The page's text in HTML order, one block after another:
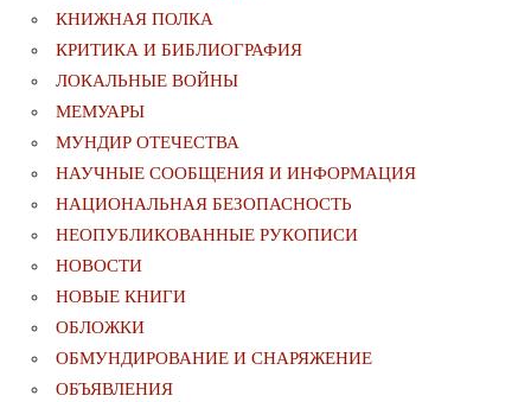
КНИЖНАЯ ПОЛКА
КРИТИКА И БИБЛИОГРАФИЯ
ЛОКАЛЬНЫЕ ВОЙНЫ
МЕМУАРЫ
МУНДИР ОТЕЧЕСТВА
НАУЧНЫЕ СООБЩЕНИЯ И ИНФОРМАЦИЯ
НАЦИОНАЛЬНАЯ БЕЗОПАСНОСТЬ
НЕОПУБЛИКОВАННЫЕ РУКОПИСИ
НОВОСТИ
НОВЫЕ КНИГИ
ОБЛОЖКИ
ОБМУНДИРОВАНИЕ И СНАРЯЖЕНИЕ
ОБЪЯВЛЕНИЯ